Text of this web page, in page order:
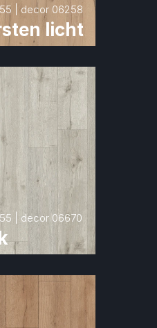
| decor 06258
licht
| decor 06670